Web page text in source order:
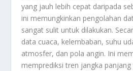
yang jauh lebih cepat daripada
ini memungkinkan pengolahan
sangat sulit untuk dilakukan.
data cuaca, kelembaban, suhu
atmosfer, dan pola angin. Ini
memprediksi tren jangka